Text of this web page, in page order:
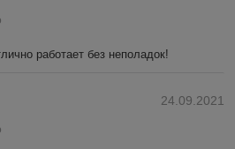
работает без неполадок!
24.09.2021